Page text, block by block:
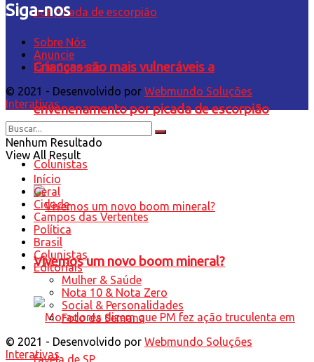
Crianças são mais vulneráveis a
envenenamento por picada de escorpião
Colunistas
Vivemos um novo boom mineral?
Siga-nos
Sobre Nós
Anuncie
Fale Conosco
© 2021 - Desenvolvido por Webmundo Soluções
Interativas
Nenhum Resultado
View All Result
Início
Geral
Cidade
Campos das Vertentes
Política
Brasil
Colunistas
Editoriais
Mulher & Saúde
Nota 10 & Nota Zero
Social & Personalidades
Foto da Semana
© 2021 - Desenvolvido por Webmundo Soluções
Interativas